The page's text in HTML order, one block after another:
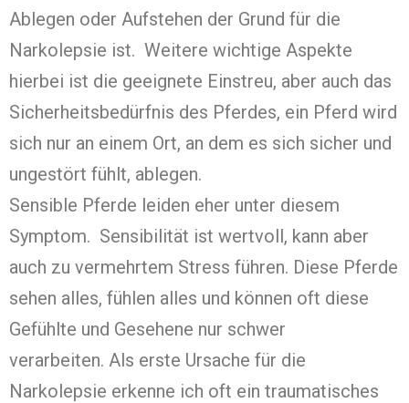
Ablegen oder Aufstehen der Grund für die
Narkolepsie ist. Weitere wichtige Aspekte
hierbei ist die geeignete Einstreu, aber auch das
Sicherheitsbedürfnis des Pferdes, ein Pferd wird
sich nur an einem Ort, an dem es sich sicher und
ungestört fühlt, ablegen.
Sensible Pferde leiden eher unter diesem
Symptom. Sensibilität ist wertvoll, kann aber
auch zu vermehrtem Stress führen. Diese Pferde
sehen alles, fühlen alles und können oft diese
Gefühlte und Gesehene nur schwer
verarbeiten. Als erste Ursache für die
Narkolepsie erkenne ich oft ein traumatisches